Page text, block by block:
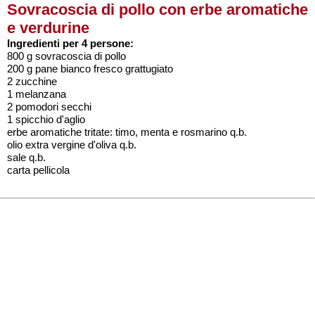
Sovracoscia di pollo con erbe aromatiche
e verdurine
Ingredienti per 4 persone:
800 g sovracoscia di pollo
200 g pane bianco fresco grattugiato
2 zucchine
1 melanzana
2 pomodori secchi
1 spicchio d'aglio
erbe aromatiche tritate: timo, menta e rosmarino q.b.
olio extra vergine d'oliva q.b.
sale q.b.
carta pellicola